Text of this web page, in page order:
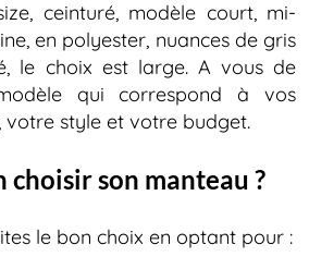
ceinturé, modèle court, mi-
en polyester, nuances de gris
le choix est large. A vous de
qui correspond à vos
votre style et votre budget.
choisir son manteau ?
le bon choix en optant pour :